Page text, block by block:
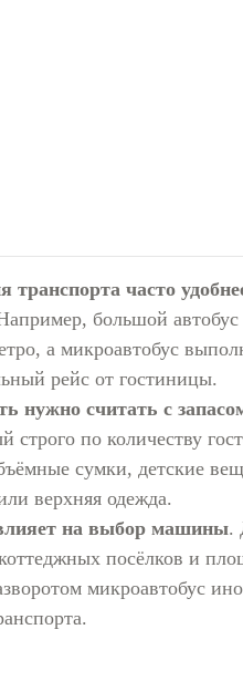
транспорта часто
большой автобус
а микроавтобус
рейс от гостиницы.
нужно считать с
строго по количеству
сумки, детские
верхняя одежда.
на выбор машины.
посёлков и
микроавтобус